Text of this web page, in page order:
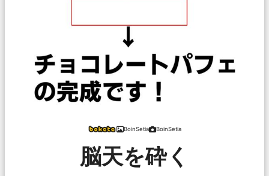
BoinSetia BoinSetia
脳天を砕く